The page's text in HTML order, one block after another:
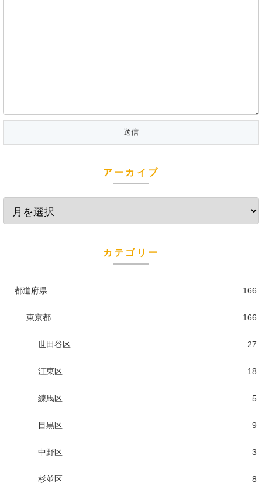
アーカイブ
カテゴリー
都道府県 166
東京都 166
世田谷区 27
江東区 18
練馬区 5
目黒区 9
中野区 3
杉並区 8